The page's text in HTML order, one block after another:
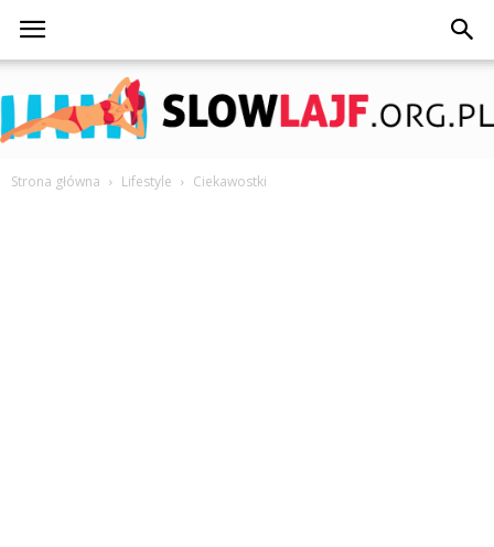
SlowLajf.org.pl
Strona główna Lifestyle Ciekawostki